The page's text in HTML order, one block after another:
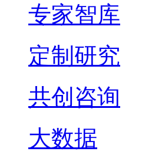
专家智库
定制研究
共创咨询
大数据